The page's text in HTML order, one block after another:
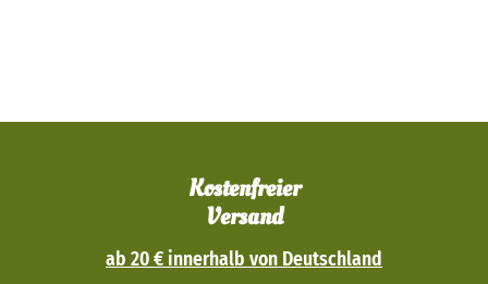
Kostenfreier
Versand
ab 20 € innerhalb von Deutschland